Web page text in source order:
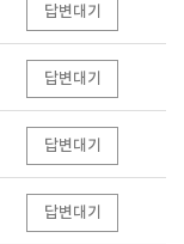
답변대기
답변대기
답변대기
답변대기